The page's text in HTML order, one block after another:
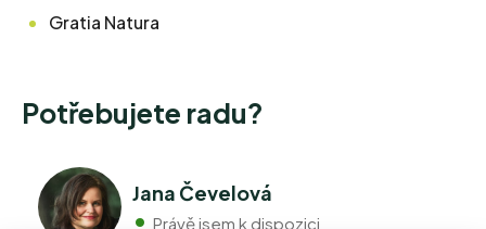
Gratia Natura
Potřebujete radu?
Jana Čevelová
Právě jsem k dispozici